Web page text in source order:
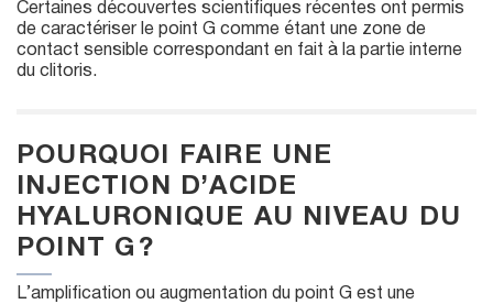
Certaines découvertes scientifiques récentes ont permis
de caractériser le point G comme étant une zone de
contact sensible correspondant en fait à la partie interne
du clitoris.
POURQUOI FAIRE UNE
INJECTION D’ACIDE
HYALURONIQUE AU NIVEAU DU
POINT G ?
L’amplification ou augmentation du point G est une